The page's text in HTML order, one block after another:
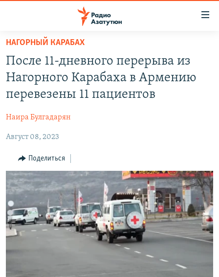
Перейти
основному
содержанию
основной
навигации
Перейти
поиску
ПОЛИТИКА
ЭКОНОМИКА
РЕГИОН
НАГОРНЫЙ КАРАБАХ
КУЛЬТУРА
СПОРТ
АРХИВ
Հայերեն
English
Русский
НАГОРНЫЙ КАРАБАХ
После 11-дневного перерыва из
Нагорного Карабаха в Армению
перевезены 11 пациентов
Наира Булгадарян
Август 08, 2023
Поделиться